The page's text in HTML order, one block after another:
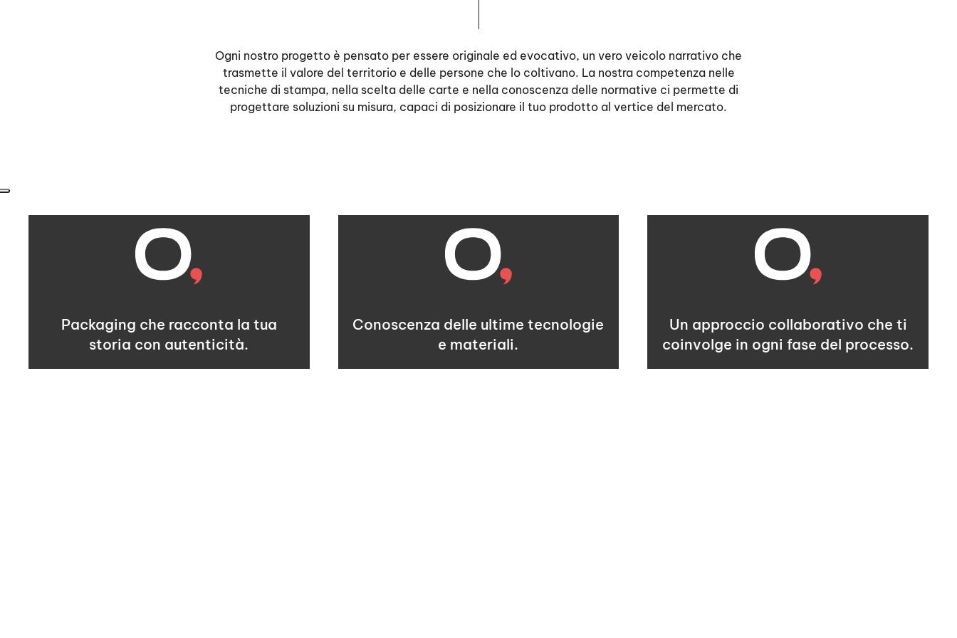
Ogni nostro progetto è pensato per essere originale ed evocativo, un vero veicolo narrativo che
trasmette il valore del territorio e delle persone che lo coltivano. La nostra competenza nelle
tecniche di stampa, nella scelta delle carte e nella conoscenza delle normative ci permette di
progettare soluzioni su misura, capaci di posizionare il tuo prodotto al vertice del mercato.
Packaging che racconta la tua
storia con autenticità.
Conoscenza delle ultime tecnologie
e materiali.
Un approccio collaborativo che ti
coinvolge in ogni fase del processo.